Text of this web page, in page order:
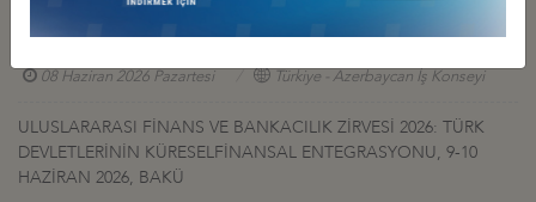
YEREL FİRMALARIN TANITIM SERGİSİ, 17-20 HAZİRAN 2026,
BAKÜ
08 Haziran 2026 Pazartesi Türkiye - Azerbaycan İş Konseyi
ULUSLARARASI FİNANS VE BANKACILIK ZİRVESİ 2026: TÜRK
DEVLETLERİNİN KÜRESELFİNANSAL ENTEGRASYONU, 9-10
HAZİRAN 2026, BAKÜ